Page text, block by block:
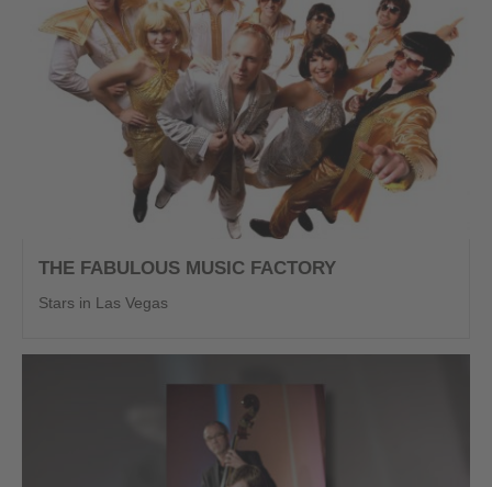
THE FABULOUS MUSIC FACTORY
Stars in Las Vegas